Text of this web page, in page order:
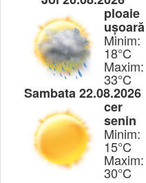
ploaie
ușoară
Minim:
18°C
Maxim:
33°C
Sambata 22.08.2026
cer
senin
Minim:
15°C
Maxim:
30°C